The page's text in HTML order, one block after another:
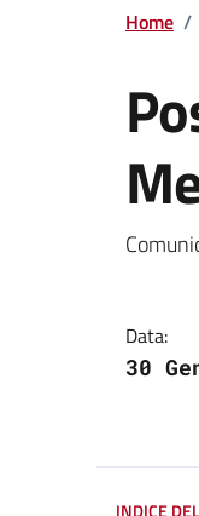
Home /
Data:
30
INDICE